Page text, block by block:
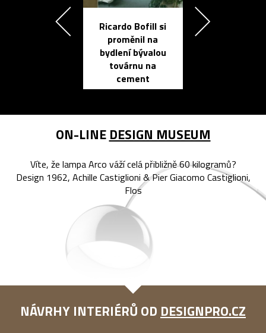
Ricardo Bofill si
proměnil na
bydlení bývalou
továrnu na
cement
ON-LINE DESIGN MUSEUM
Víte, že lampa Arco váží celá přibližně 60 kilogramů?
Design 1962, Achille Castiglioni & Pier Giacomo Castiglioni,
Flos
NÁVRHY INTERIÉRŮ OD DESIGNPRO.CZ